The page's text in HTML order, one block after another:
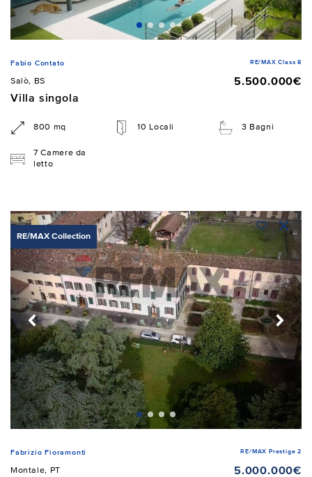
Fabio Contato RE/MAX Class 8
Salò, BS
5.500.000€
Villa singola
800 mq 10 Locali 3 Bagni
7 Camere da
letto
RE/MAX Collection
Fabrizio Fioramonti RE/MAX Prestige 2
Montale, PT
5.000.000€